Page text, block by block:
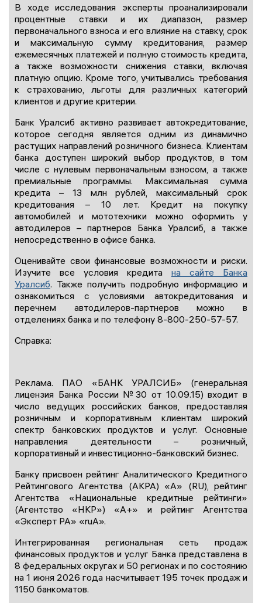
В ходе исследования эксперты проанализировали
процентные ставки и их диапазон, размер
первоначального взноса и его влияние на ставку, срок
и максимальную сумму кредитования, размер
ежемесячных платежей и полную стоимость кредита,
а также возможности снижения ставки, включая
платную опцию. Кроме того, учитывались требования
к страхованию, льготы для различных категорий
клиентов и другие критерии.
Банк Уралсиб активно развивает автокредитование,
которое сегодня является одним из динамично
растущих направлений розничного бизнеса. Клиентам
банка доступен широкий выбор продуктов, в том
числе с нулевым первоначальным взносом, а также
премиальные программы. Максимальная сумма
кредита – 13 млн рублей, максимальный срок
кредитования – 10 лет. Кредит на покупку
автомобилей и мототехники можно оформить у
автодилеров – партнеров Банка Уралсиб, а также
непосредственно в офисе банка.
Оценивайте свои финансовые возможности и риски.
Изучите все условия кредита на сайте Банка
Уралсиб. Также получить подробную информацию и
ознакомиться с условиями автокредитования и
перечнем автодилеров-партнеров можно в
отделениях банка и по телефону 8-800-250-57-57.
Справка:
Реклама. ПАО «БАНК УРАЛСИБ» (генеральная
лицензия Банка России №30 от 10.09.15) входит в
число ведущих российских банков, предоставляя
розничным и корпоративным клиентам широкий
спектр банковских продуктов и услуг. Основные
направления деятельности – розничный,
корпоративный и инвестиционно-банковский бизнес.
Банку присвоен рейтинг Аналитического Кредитного
Рейтингового Агентства (АКРА) «А» (RU), рейтинг
Агентства «Национальные кредитные рейтинги»
(Агентство «НКР») «А+» и рейтинг Агентства
«Эксперт РА» «ruА».
Интегрированная региональная сеть продаж
финансовых продуктов и услуг Банка представлена в
8 федеральных округах и 50 регионах и по состоянию
на 1 июня 2026 года насчитывает 195 точек продаж и
1150 банкоматов.